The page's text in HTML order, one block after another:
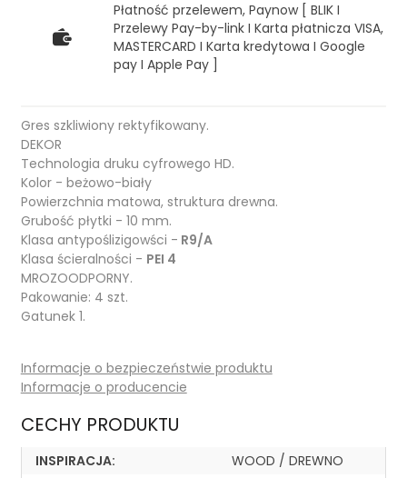
Płatność przelewem, Paynow [ BLIK I
Przelewy Pay-by-link I Karta płatnicza VISA,
MASTERCARD I Karta kredytowa I Google
pay I Apple Pay ]
Gres szkliwiony rektyfikowany.
DEKOR
Technologia druku cyfrowego HD.
Kolor - beżowo-biały
Powierzchnia matowa, struktura drewna.
Grubość płytki - 10 mm.
Klasa antypoślizigowści - R9/A
Klasa ścieralności - PEI 4
MROZOODPORNY.
Pakowanie: 4 szt.
Gatunek 1.
Informacje o bezpieczeństwie produktu
Informacje o producencie
CECHY PRODUKTU
INSPIRACJA:
WOOD / DREWNO